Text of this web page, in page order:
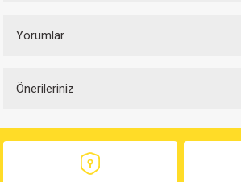
Yorumlar
Yorum Yaz
Önerileriniz
yetersiz gördüğünüz noktaları öneri formunu
Görüş ve önerileriniz için teşekkür ederiz.